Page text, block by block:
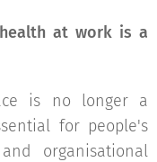
at work is a
is no longer a
for people's
organisational